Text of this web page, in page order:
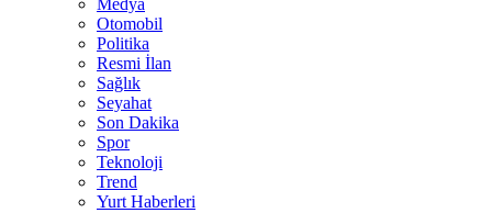
Otomobil
Politika
Resmi İlan
Sağlık
Seyahat
Son Dakika
Spor
Teknoloji
Trend
Yurt Haberleri